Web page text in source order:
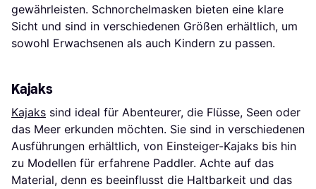
gewährleisten. Schnorchelmasken bieten eine klare
Sicht und sind in verschiedenen Größen erhältlich, um
sowohl Erwachsenen als auch Kindern zu passen.
Kajaks
Kajaks sind ideal für Abenteurer, die Flüsse, Seen oder
das Meer erkunden möchten. Sie sind in verschiedenen
Ausführungen erhältlich, von Einsteiger-Kajaks bis hin
zu Modellen für erfahrene Paddler. Achte auf das
Material, denn es beeinflusst die Haltbarkeit und das